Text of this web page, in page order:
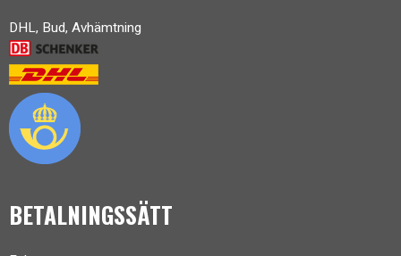
DHL, Bud, Avhämtning
BETALNINGSSÄTT